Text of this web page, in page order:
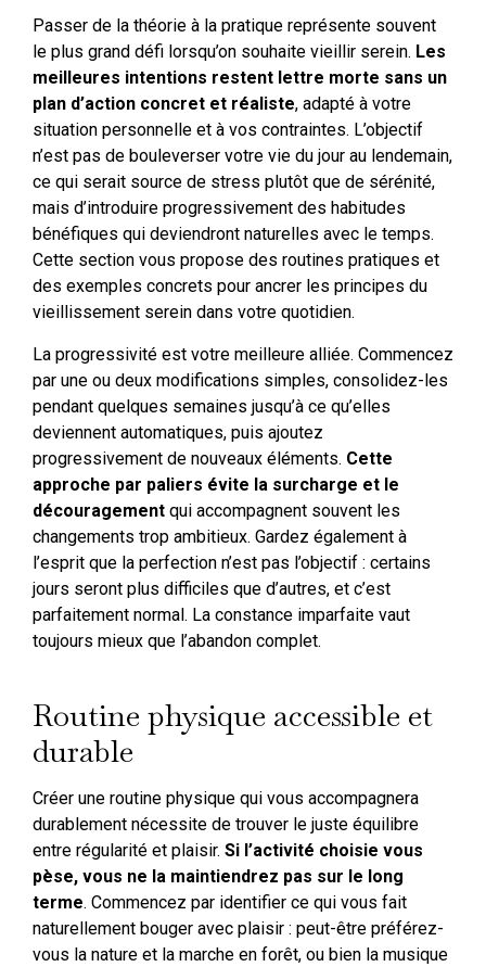
Passer de la théorie à la pratique représente souvent
le plus grand défi lorsqu’on souhaite vieillir serein. Les
meilleures intentions restent lettre morte sans un
plan d’action concret et réaliste, adapté à votre
situation personnelle et à vos contraintes. L’objectif
n’est pas de bouleverser votre vie du jour au lendemain,
ce qui serait source de stress plutôt que de sérénité,
mais d’introduire progressivement des habitudes
bénéfiques qui deviendront naturelles avec le temps.
Cette section vous propose des routines pratiques et
des exemples concrets pour ancrer les principes du
vieillissement serein dans votre quotidien.
La progressivité est votre meilleure alliée. Commencez
par une ou deux modifications simples, consolidez-les
pendant quelques semaines jusqu’à ce qu’elles
deviennent automatiques, puis ajoutez
progressivement de nouveaux éléments. Cette
approche par paliers évite la surcharge et le
découragement qui accompagnent souvent les
changements trop ambitieux. Gardez également à
l’esprit que la perfection n’est pas l’objectif : certains
jours seront plus difficiles que d’autres, et c’est
parfaitement normal. La constance imparfaite vaut
toujours mieux que l’abandon complet.
Routine physique accessible et
durable
Créer une routine physique qui vous accompagnera
durablement nécessite de trouver le juste équilibre
entre régularité et plaisir. Si l’activité choisie vous
pèse, vous ne la maintiendrez pas sur le long
terme. Commencez par identifier ce qui vous fait
naturellement bouger avec plaisir : peut-être préférez-
vous la nature et la marche en forêt, ou bien la musique